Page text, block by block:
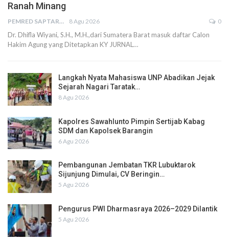
Ranah Minang
PEMRED SAPTARIUS 8 Agu 2026 0
Dr. Dhifla Wiyani, S.H., M.H.,dari Sumatera Barat masuk daftar Calon
Hakim Agung yang Ditetapkan KY JURNAL…
Langkah Nyata Mahasiswa UNP Abadikan Jejak
Sejarah Nagari Taratak…
8 Agu 2026
Kapolres Sawahlunto Pimpin Sertijab Kabag
SDM dan Kapolsek Barangin
6 Agu 2026
Pembangunan Jembatan TKR Lubuktarok
Sijunjung Dimulai, CV Beringin…
5 Agu 2026
Pengurus PWI Dharmasraya 2026–2029 Dilantik
5 Agu 2026